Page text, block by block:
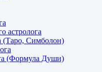
астролога
(Таро, Симболон)
(Формула Души)